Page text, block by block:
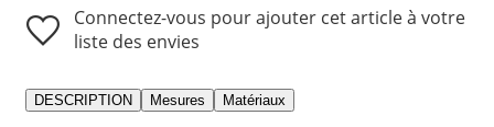
Connectez-vous pour ajouter cet article à votre
liste des envies
DESCRIPTION Mesures Matériaux